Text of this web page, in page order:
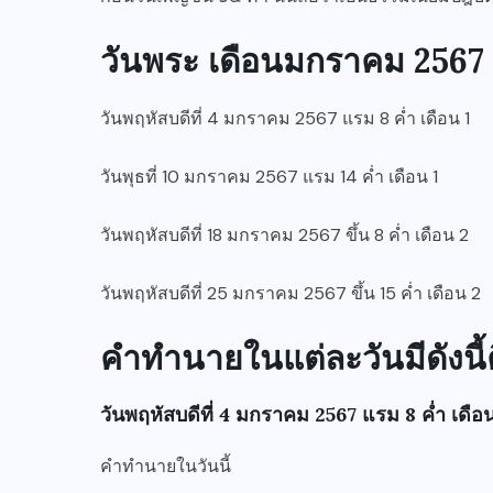
วันพระ เดือนมกราคม 2567
วันพฤหัสบดีที่ 4 มกราคม 2567 แรม 8 ค่ำ เดือน 1
วันพุธที่ 10 มกราคม 2567 แรม 14 ค่ำ เดือน 1
วันพฤหัสบดีที่ 18 มกราคม 2567 ขึ้น 8 ค่ำ เดือน 2
วันพฤหัสบดีที่ 25 มกราคม 2567 ขึ้น 15 ค่ำ เดือน 2
คำทำนายในแต่ละวันมีดัง
วันพฤหัสบดีที่ 4 มกราคม 2567 แรม 8 ค่ำ เดือ
คำทำนายในวันนี้